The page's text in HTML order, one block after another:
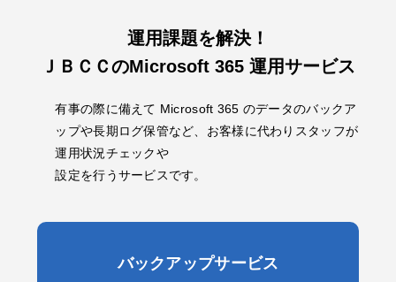
運用課題を解決！
ＪＢＣＣのMicrosoft 365 運用サービス
有事の際に備えて Microsoft 365 のデータのバックア
ップや長期ログ保管など、お客様に代わりスタッフが
運用状況チェックや
設定を行うサービスです。
バックアップサービス